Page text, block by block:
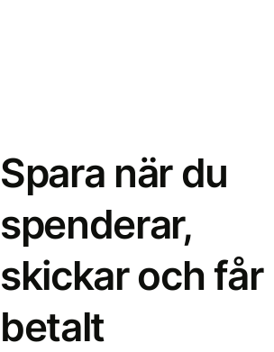
Spara när du
spenderar,
skickar och får
betalt